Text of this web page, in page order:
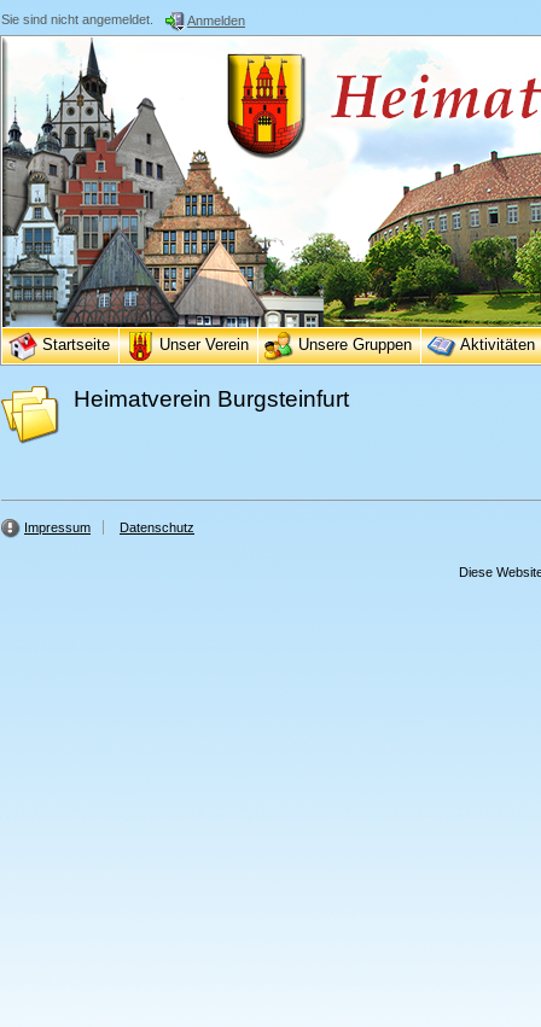
Sie sind nicht angemeldet. Anmelden
Startseite Unser Verein Unsere Gruppen Aktivitäten
Heimatverein Burgsteinfurt
Impressum Datenschutz
Diese